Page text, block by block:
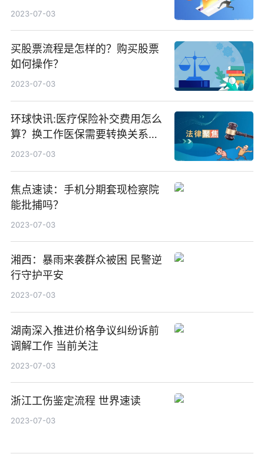
短讯
2023-07-03
买股票流程是怎样的？购买股票
如何操作？
2023-07-03
环球快讯:医疗保险补交费用怎么
算？换工作医保需要转换关系
吗？
2023-07-03
焦点速读：手机分期套现检察院
能批捕吗？
2023-07-03
湘西：暴雨来袭群众被困 民警逆
行守护平安
2023-07-03
湖南深入推进价格争议纠纷诉前
调解工作 当前关注
2023-07-03
浙江工伤鉴定流程 世界速读
2023-07-03